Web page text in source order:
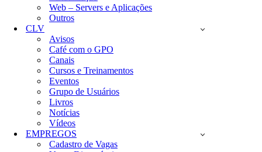
Web – Servers e Aplicações
Outros
CLV
Avisos
Café com o GPO
Canais
Cursos e Treinamentos
Eventos
Grupo de Usuários
Livros
Notícias
Vídeos
EMPREGOS
Cadastro de Vagas